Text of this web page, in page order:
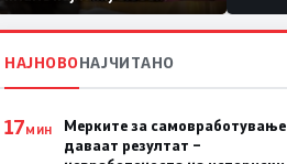
првачиња помалку
НАЈНОВОНАЈЧИТАНО
17МИН
Мерките за самовработување
даваат резултат –